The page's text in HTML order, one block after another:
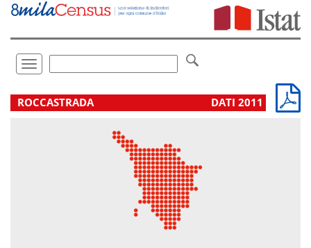
Vai
direttamente
Toggle
navigation
.
ROCCASTRADA DATI 2011